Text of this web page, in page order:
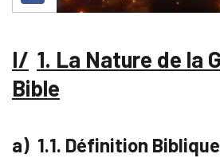
1. La Nature de la
Bible
1.1. Définition